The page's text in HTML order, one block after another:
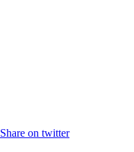
Share on twitter